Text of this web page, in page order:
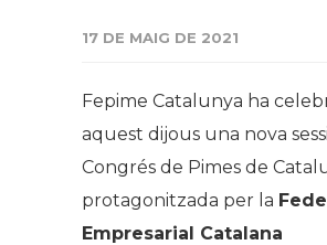
17 DE MAIG DE 2021
Fepime Catalunya ha
aquest dijous una nova
Congrés de Pimes de
protagonitzada per la
Empresarial Catalana